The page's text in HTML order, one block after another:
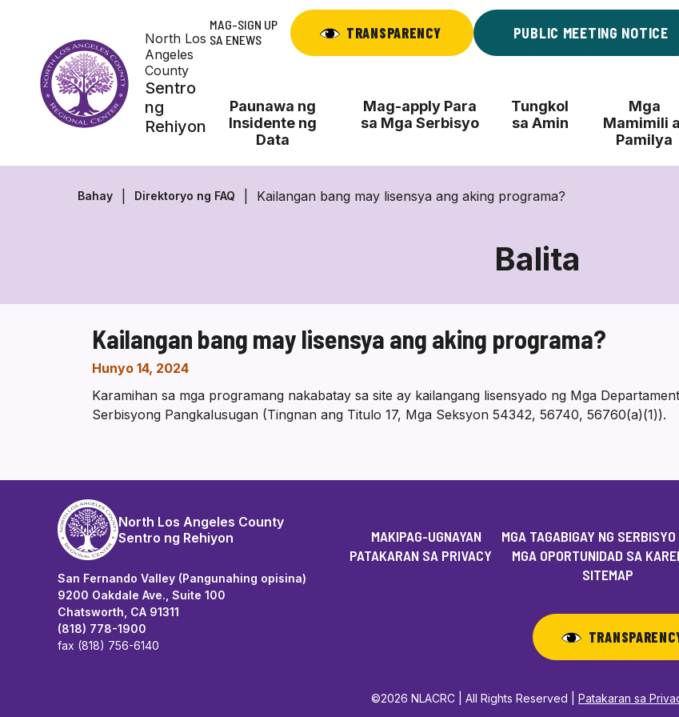
North Los
Angeles
County
Sentro
ng
Rehiyon
MAG-SIGN UP
SA ENEWS
TRANSPARENCY PUBLIC MEETING NOTICE
Paunawa ng
Insidente ng
Data
Mag-apply Para
sa Mga Serbisyo
Tungkol
sa Amin
Mga
Mamimili
Pamilya
Bahay Direktoryo ng FAQ Kailangan bang may lisensya ang aking programa?
Balita
Kailangan bang may lisensya ang aking programa?
Hunyo 14, 2024
Karamihan sa mga programang nakabatay sa site ay kailangang lisensyado ng Mga
Serbisyong Pangkalusugan (Tingnan ang Titulo 17, Mga Seksyon 54342, 56740, 56760(a)(1)).
North Los Angeles County
Sentro ng Rehiyon
San Fernando Valley (Pangunahing opisina)
9200 Oakdale Ave., Suite 100
Chatsworth, CA 91311
(818) 778-1900
fax (818) 756-6140
MAKIPAG-UGNAYAN MGA TAGABIGAY NG SERBISYO
PATAKARAN SA PRIVACY
MGA OPORTUNIDAD SA
SITEMAP
©2026 NLACRC | All Rights Reserved | Patakaran sa